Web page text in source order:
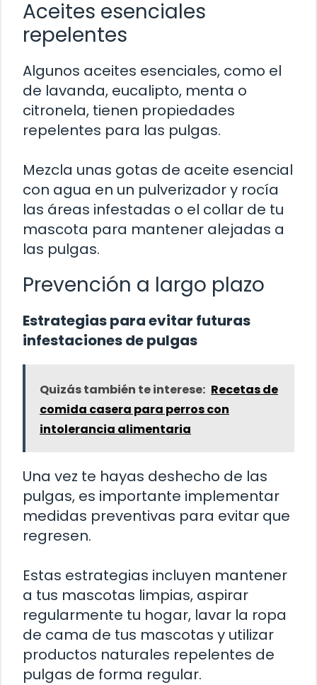
Aceites esenciales
repelentes
Algunos aceites esenciales, como el
de lavanda, eucalipto, menta o
citronela, tienen propiedades
repelentes para las pulgas.
Mezcla unas gotas de aceite esencial
con agua en un pulverizador y rocía
las áreas infestadas o el collar de tu
mascota para mantener alejadas a
las pulgas.
Prevención a largo plazo
Estrategias para evitar futuras
infestaciones de pulgas
Quizás también te interese: Recetas de
comida casera para perros con
intolerancia alimentaria
Una vez te hayas deshecho de las
pulgas, es importante implementar
medidas preventivas para evitar que
regresen.
Estas estrategias incluyen mantener
a tus mascotas limpias, aspirar
regularmente tu hogar, lavar la ropa
de cama de tus mascotas y utilizar
productos naturales repelentes de
pulgas de forma regular.